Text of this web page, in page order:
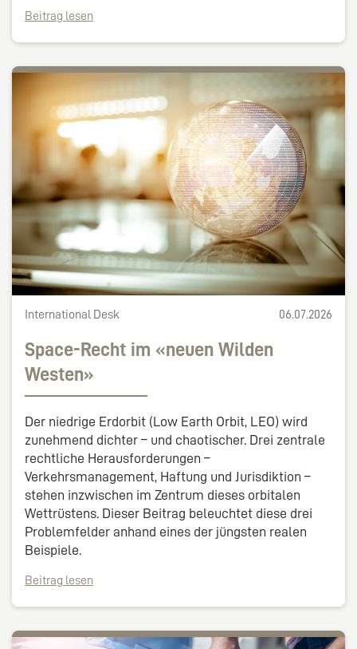
Beitrag lesen
International Desk 06.07.2026
Space-Recht im «neuen Wilden
Westen»
Der niedrige Erdorbit (Low Earth Orbit, LEO) wird
zunehmend dichter – und chaotischer. Drei zentrale
rechtliche Herausforderungen –
Verkehrsmanagement, Haftung und Jurisdiktion –
stehen inzwischen im Zentrum dieses orbitalen
Wettrüstens. Dieser Beitrag beleuchtet diese drei
Problemfelder anhand eines der jüngsten realen
Beispiele.
Beitrag lesen